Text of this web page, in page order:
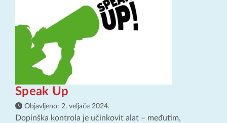
Speak Up
Objavljeno: 2. veljače 2024.
Dopinška kontrola je učinkovit alat – međutim,